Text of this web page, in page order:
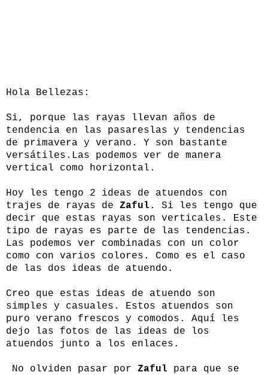
Hola Bellezas:
Si, porque las rayas llevan años de
tendencia en las pasareslas y tendencias
de primavera y verano. Y son bastante
versátiles.Las podemos ver de manera
vertical como horizontal.
Hoy les tengo 2 ideas de atuendos con
trajes de rayas de Zaful . Si les tengo que
decir que estas rayas son verticales. Este
tipo de rayas es parte de las tendencias.
Las podemos ver combinadas con un color
como con varios colores. Como es el caso
de las dos ideas de atuendo.
Creo que estas ideas de atuendo son
simples y casuales. Estos atuendos son
puro verano frescos y comodos. Aquí les
dejo las fotos de las ideas de los
atuendos junto a los enlaces.
No olviden pasar por Zaful para que se